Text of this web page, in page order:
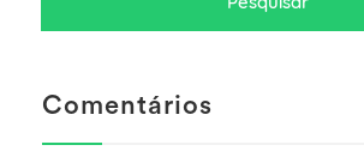
Comentários